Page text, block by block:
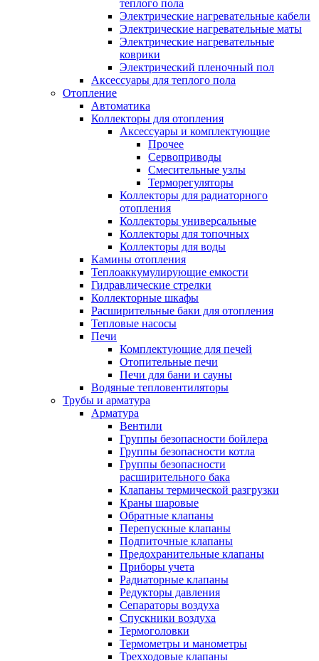
теплого пола
Электрические нагревательные кабели
Электрические нагревательные маты
Электрические нагревательные
коврики
Электрический пленочный пол
Аксессуары для теплого пола
Отопление
Автоматика
Коллекторы для отопления
Аксессуары и комплектующие
Прочее
Сервоприводы
Смесительные узлы
Терморегуляторы
Коллекторы для радиаторного
отопления
Коллекторы универсальные
Коллекторы для топочных
Коллекторы для воды
Камины отопления
Теплоаккумулирующие емкости
Гидравлические стрелки
Коллекторные шкафы
Расширительные баки для отопления
Тепловые насосы
Печи
Комплектующие для печей
Отопительные печи
Печи для бани и сауны
Водяные тепловентиляторы
Трубы и арматура
Арматура
Вентили
Группы безопасности бойлера
Группы безопасности котла
Группы безопасности
расширительного бака
Клапаны термической разгрузки
Краны шаровые
Обратные клапаны
Перепускные клапаны
Подпиточные клапаны
Предохранительные клапаны
Приборы учета
Радиаторные клапаны
Редукторы давления
Сепараторы воздуха
Спускники воздуха
Термоголовки
Термометры и манометры
Трехходовые клапаны